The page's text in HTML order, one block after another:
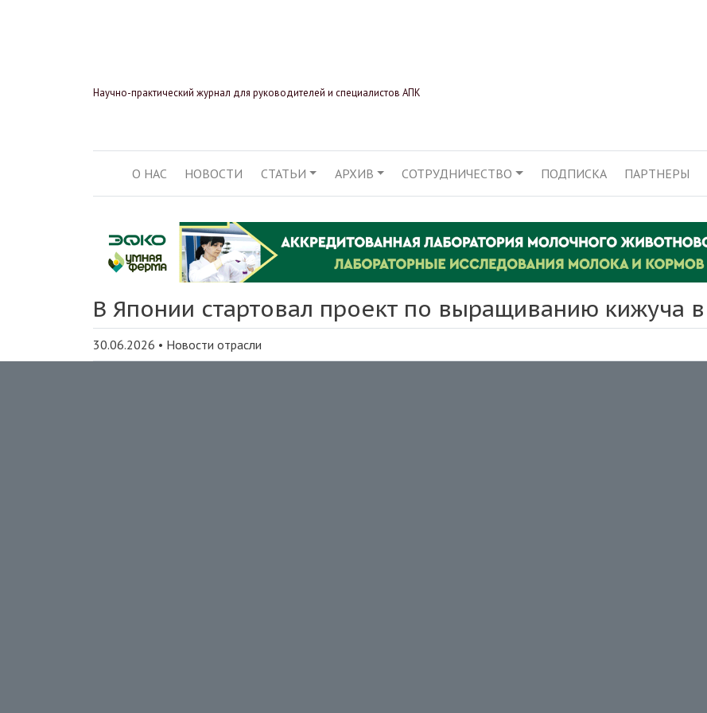
Научно-практический журнал для руководителей и специалистов АПК
ОСНОВНАЯ НАВИГАЦИЯ
О НАС НОВОСТИ СТАТЬИ АРХИВ СОТРУДНИЧЕСТВО ПОДПИСКА ПАРТНЕРЫ
В Японии стартовал проект по выращиванию кижуча
30.06.2026 • Новости отрасли